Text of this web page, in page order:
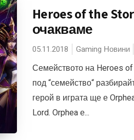
Heroes of the
очакваме
05.11.2018 Gaming Новини
Семейството на Heroes
под “семейство“
герой в играта ще е
Lord. Orphea е...